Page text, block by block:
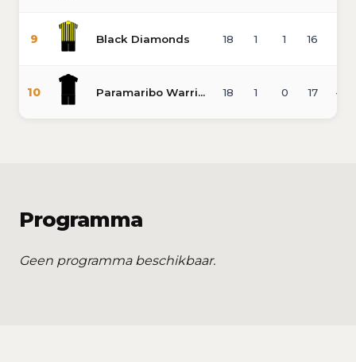
9 Black Diamonds 18 1 1 16
10 Paramaribo Warriors 18 1 0 17 -75
Programma
Geen programma beschikbaar.